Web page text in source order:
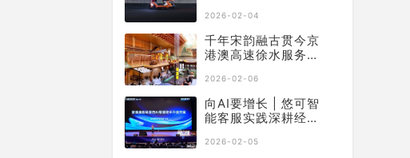
2026-02-04
千年宋韵融古贯今京
港澳高速徐水服务区
2026-02-06
向AI要增长 | 悠可智
能客服实践深耕经
2026-02-05